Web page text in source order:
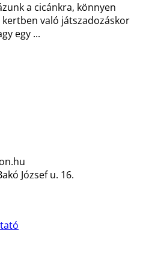
a cicánkra, könnyen
való játszadozáskor
egy ...
József u. 16.